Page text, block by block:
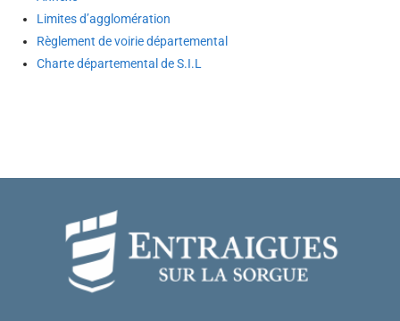
Limites d’agglomération
Règlement de voirie départemental
Charte départemental de S.I.L